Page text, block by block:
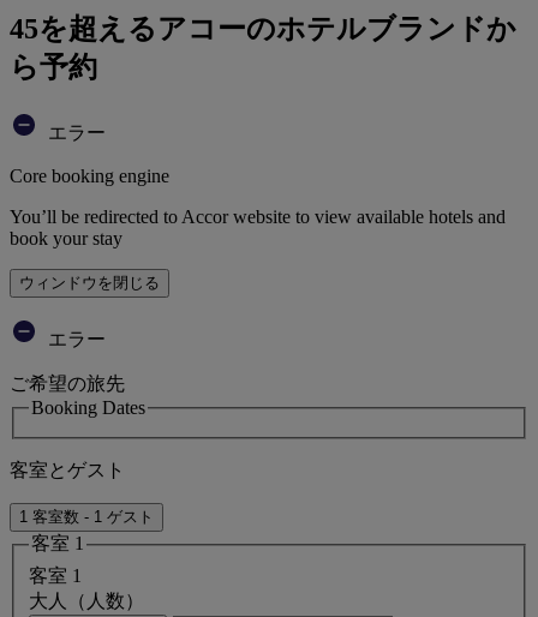
45を超えるアコーのホテルブランドか
ら予約
エラー
Core booking engine
You’ll be redirected to Accor website to view available hotels and
book your stay
ウィンドウを閉じる
エラー
ご希望の旅先
Booking Dates
客室とゲスト
1 客室数 - 1 ゲスト
客室 1
客室 1
大人（人数）